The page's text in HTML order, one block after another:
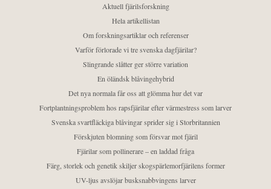
Aktuell fjärilsforskning
Hela artikellistan
Om forskningsartiklar och referenser
Varför förlorade vi tre svenska dagfjärilar?
Slingrande slåtter ger större variation
En öländsk blåvingehybrid
Det nya normala får oss att glömma hur det var
Fortplantningsproblem hos rapsfjärilar efter värmestress som larver
Svenska svartfläckiga blåvingar sprider sig i Storbritannien
Förskjuten blomning som försvar mot fjäril
Fjärilar som pollinerare – en laddad fråga
Färg, storlek och genetik skiljer skogspärlemorfjärilens former
UV-ljus avslöjar busksnabbvingens larver